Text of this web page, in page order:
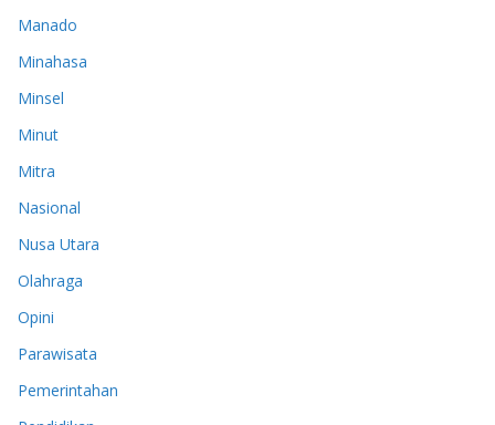
Manado
Minahasa
Minsel
Minut
Mitra
Nasional
Nusa Utara
Olahraga
Opini
Parawisata
Pemerintahan